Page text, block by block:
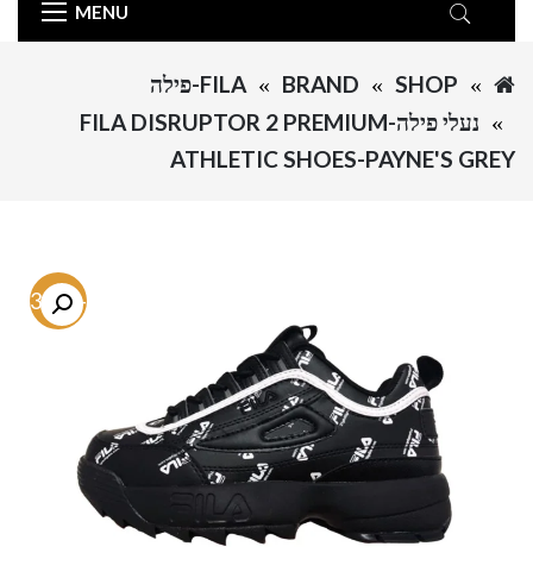
MENU
SHOP
BRAND
FILA-פילה
נעלי פילה-FILA DISRUPTOR 2 PREMIUM
ATHLETIC SHOES-PAYNE'S GREY
-43.7%